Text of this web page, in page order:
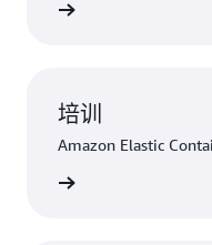
培训
Amazon Elastic